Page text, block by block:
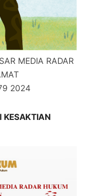
MEDIA RADAR
2024
KESAKTIAN